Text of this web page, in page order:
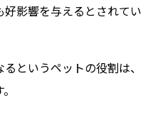
影響を与えるとされてい
というペットの役割は、